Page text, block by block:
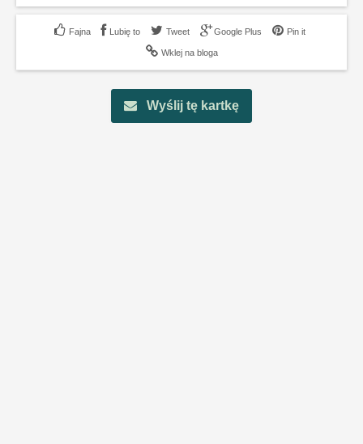
Lubię to Tweet Google Plus Pin it
Wklej na bloga
Wyślij tę kartkę